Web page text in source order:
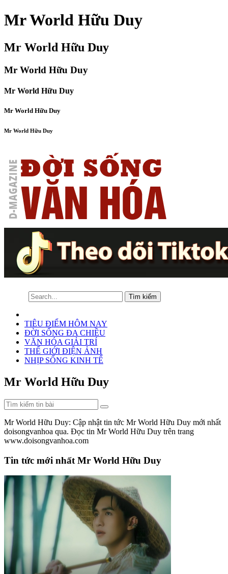
Mr World Hữu Duy
Mr World Hữu Duy
Mr World Hữu Duy
Mr World Hữu Duy
Mr World Hữu Duy
Mr World Hữu Duy
TIÊU ĐIỂM HÔM NAY
ĐỜI SỐNG ĐA CHIỀU
VĂN HÓA GIẢI TRÍ
THẾ GIỚI ĐIỆN ẢNH
NHỊP SỐNG KINH TẾ
Mr World Hữu Duy
Mr World Hữu Duy: Cập nhật tin tức Mr World Hữu Duy mới nhất
doisongvanhoa qua. Đọc tin Mr World Hữu Duy trên trang
www.doisongvanhoa.com
Tin tức mới nhất Mr World Hữu Duy